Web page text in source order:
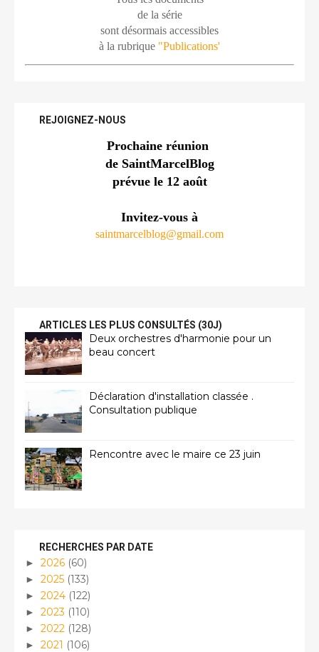
de la série
sont désormais accessibles
à la rubrique "Publications'
REJOIGNEZ-NOUS
Prochaine réunion
de SaintMarcelBlog
prévue le 12 août
Invitez-vous à
saintmarcelblog@gmail.com
ARTICLES LES PLUS CONSULTÉS (30J)
Deux orchestres d'harmonie pour un
beau concert
Déclaration d'installation classée .
Consultation publique
Rencontre avec le maire ce 23 juin
RECHERCHES PAR DATE
► 2026 (60)
► 2025 (133)
► 2024 (122)
► 2023 (110)
► 2022 (128)
► 2021 (106)